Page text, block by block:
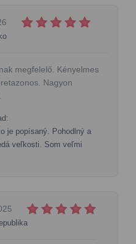
megfelelő. Kényelmes
Nagyon
je popísaný. Pohodlný a
veľkosti. Som veľmi